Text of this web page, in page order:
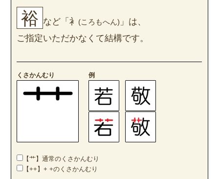
裕 など「衤 (ころもへん) 」は、
ご指定いただかなくて結構です。
くさかんむり 例
【艹】通常のくさかんむり
【++】+ +のくさかんむり